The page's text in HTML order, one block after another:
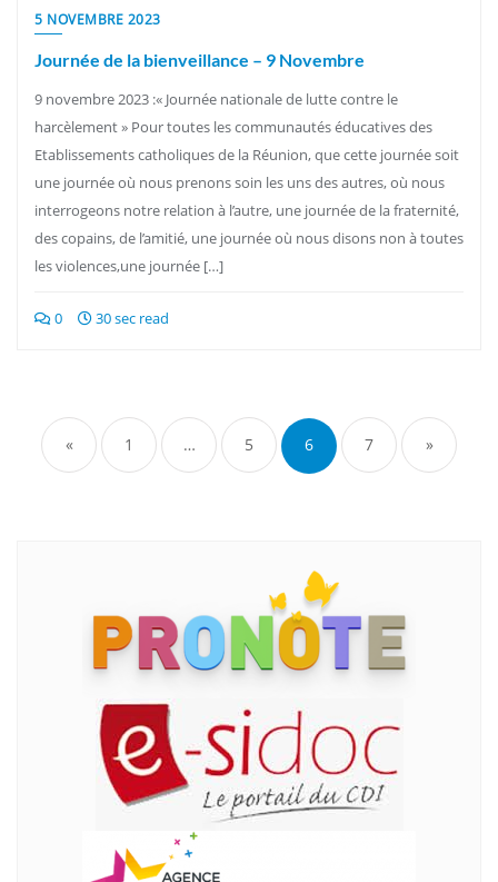
5 NOVEMBRE 2023
Journée de la bienveillance – 9 Novembre
9 novembre 2023 :« Journée nationale de lutte contre le
harcèlement » Pour toutes les communautés éducatives des
Etablissements catholiques de la Réunion, que cette journée soit
une journée où nous prenons soin les uns des autres, où nous
interrogeons notre relation à l’autre, une journée de la fraternité,
des copains, de l’amitié, une journée où nous disons non à toutes
les violences,une journée […]
0 30 sec read
des
publications
« 1 … 5 6 7 »